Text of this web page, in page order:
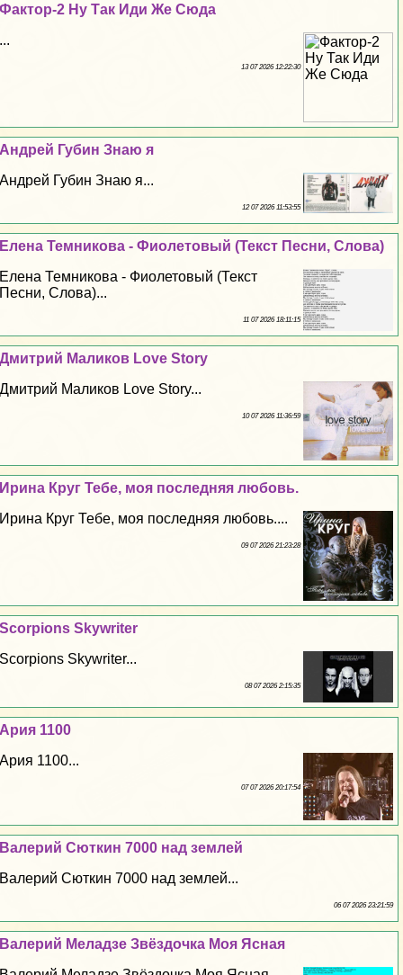
Фактор-2 Ну Так Иди Же Сюда
...
13 07 2026 12:22:30
Андрей Губин Знаю я
Андрей Губин Знаю я...
12 07 2026 11:53:55
Елена Темникова - Фиолетовый (Текст Песни, Слова)
Елена Темникова - Фиолетовый (Текст
Песни, Слова)...
11 07 2026 18:11:15
Дмитрий Маликов Love Story
Дмитрий Маликов Love Story...
10 07 2026 11:36:59
Ирина Круг Тебе, моя последняя любовь.
Ирина Круг Тебе, моя последняя любовь....
09 07 2026 21:23:28
Scorpions Skywriter
Scorpions Skywriter...
08 07 2026 2:15:35
Ария 1100
Ария 1100...
07 07 2026 20:17:54
Валерий Сюткин 7000 над землей
Валерий Сюткин 7000 над землей...
06 07 2026 23:21:59
Валерий Меладзе Звёздочка Моя Ясная